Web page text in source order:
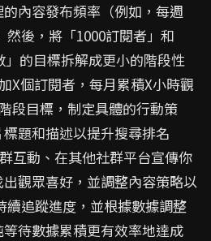
內容發布頻率（例如，每週
然後，將「1000訂閱者」和
」的目標拆解成更小的階段性
X個訂閱者，每月累積X小時觀
段目標，制定具體的行動策
題和描述以提升搜尋排名
互動、在其他社群平台宣傳你
觀眾喜好，並調整內容策略以
續追蹤進度，並根據數據調整
待數據累積更有效率地達成